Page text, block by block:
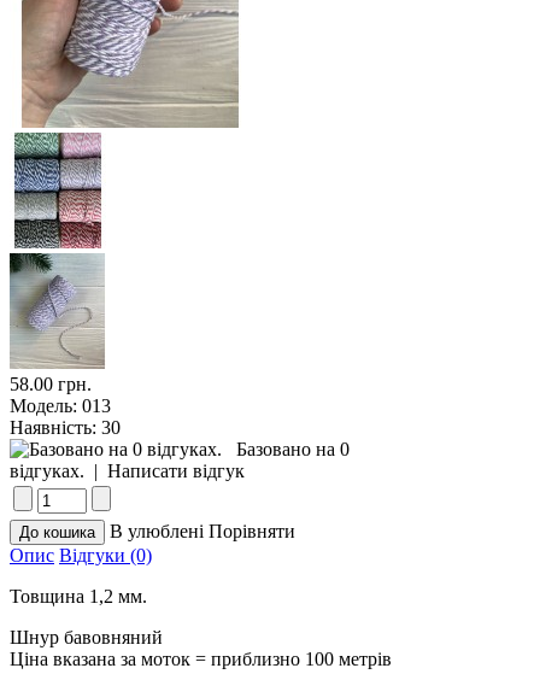
58.00 грн.
Модель: 013
Наявність: 30
Базовано на 0
відгуках. | Написати відгук
В улюблені Порівняти
Опис Відгуки (0)
Товщина 1,2 мм.
Шнур бавовняний
Ціна вказана за моток = приблизно 100 метрів